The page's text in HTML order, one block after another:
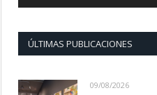
ÚLTIMAS PUBLICACIONES
09/08/2026